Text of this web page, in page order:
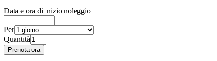
Data e ora di inizio noleggio
Per
Quantità